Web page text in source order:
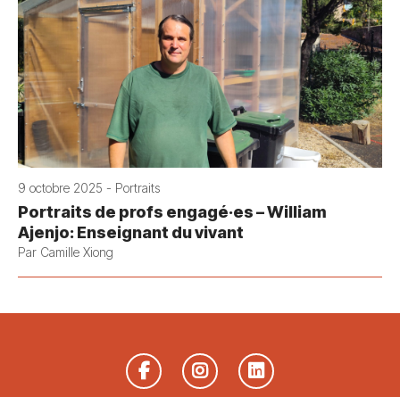
9 octobre 2025 - Portraits
Portraits de profs engagé·es – William
Ajenjo: Enseignant du vivant
Par Camille Xiong